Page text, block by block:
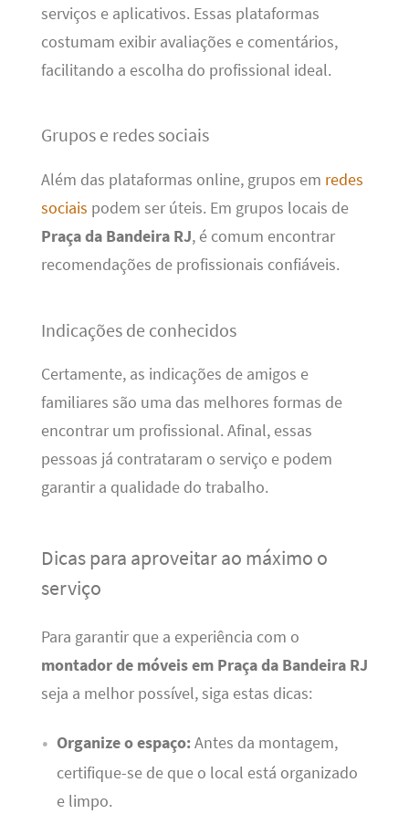
serviços e aplicativos. Essas plataformas
costumam exibir avaliações e comentários,
facilitando a escolha do profissional ideal.
Grupos e redes sociais
Além das plataformas online, grupos em redes
sociais podem ser úteis. Em grupos locais de
Praça da Bandeira RJ, é comum encontrar
recomendações de profissionais confiáveis.
Indicações de conhecidos
Certamente, as indicações de amigos e
familiares são uma das melhores formas de
encontrar um profissional. Afinal, essas
pessoas já contrataram o serviço e podem
garantir a qualidade do trabalho.
Dicas para aproveitar ao máximo o
serviço
Para garantir que a experiência com o
montador de móveis em Praça da Bandeira RJ
seja a melhor possível, siga estas dicas:
Organize o espaço:Antes da montagem,
certifique-se de que o local está organizado
e limpo.